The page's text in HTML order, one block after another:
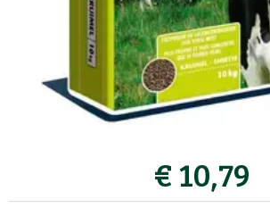
€10,79